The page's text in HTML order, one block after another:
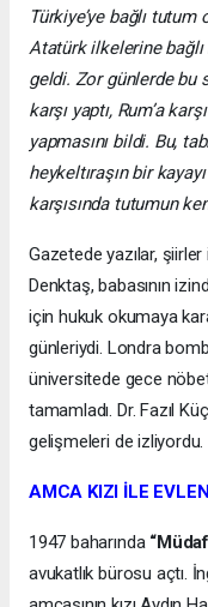
Türkiye’ye bağlı
Atatürk ilkelerine
geldi. Zor günlerde bu
karşı yaptı, Rum’a
yapmasını bildi. Bu,
heykeltıraşın bir
karşısında tutumun
Gazetede yazılar,
Denktaş, babasının
için hukuk okumaya
günleriydi. Londra
üniversitede gece
tamamladı. Dr. Fazıl
gelişmeleri de izliyordu.
AMCA KIZI İLE
1947 baharında
avukatlık bürosu açtı.